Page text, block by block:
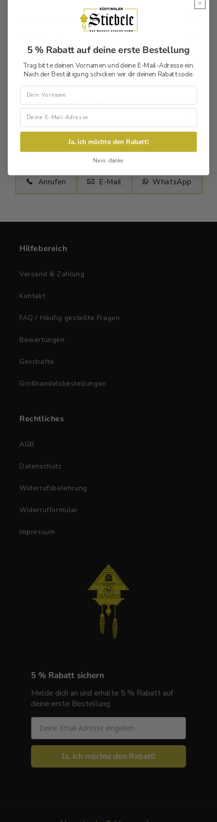
GPSR
Julian ist für dich da!
Habst Du Fragen zu deinem neuen Lieblingsstück?
Ich stehe Dir gerne zur Verfügung und beantworten
Deine Frage gerne.
Anrufen E-Mail WhatsApp
Hilfebereich
Versand & Zahlung
Kontakt
FAQ / Häufig gestellte Fragen
Bewertungen
Geschäfte
Großhandelsbestellungen
Rechtliches
AGB
Datenschutz
Widerrufsbelehrung
Widerrufformular
Impressum
5 % Rabatt sichern
Melde dich an und erhalte 5 % Rabatt auf
deine erste Bestellung.
Email
Ja, ich möchte den Rabatt!
5 % Rabatt auf deine erste Bestellung
Trag bitte deinen Vornamen und deine E-Mail-Adresse ein.
Nach der Bestätigung schicken wir dir deinen Rabattcode.
Vorname
Ja, ich möchte den Rabatt!
Nein, danke